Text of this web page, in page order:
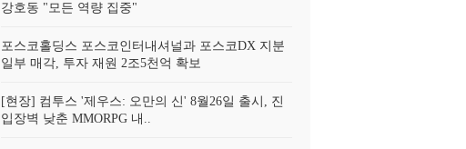
강호동 "모든 역량 집중"
포스코홀딩스 포스코인터내셔널과 포스코DX 지분
일부 매각, 투자 재원 2조5천억 확보
[현장] 컴투스 '제우스: 오만의 신' 8월26일 출시, 진
입장벽 낮춘 MMORPG 내..